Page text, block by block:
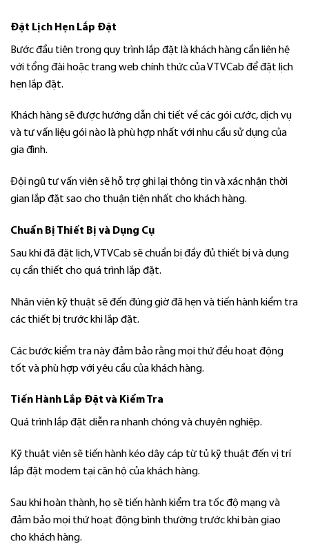
Đặt Lịch Hẹn Lắp Đặt
Bước đầu tiên trong quy trình lắp đặt là khách hàng cần liên hệ
với tổng đài hoặc trang web chính thức của VTVCab để đặt lịch
hẹn lắp đặt.
Khách hàng sẽ được hướng dẫn chi tiết về các gói cước, dịch vụ
và tư vấn liệu gói nào là phù hợp nhất với nhu cầu sử dụng của
gia đình.
Đội ngũ tư vấn viên sẽ hỗ trợ ghi lại thông tin và xác nhận thời
gian lắp đặt sao cho thuận tiện nhất cho khách hàng.
Chuẩn Bị Thiết Bị và Dụng Cụ
Sau khi đã đặt lịch, VTVCab sẽ chuẩn bị đầy đủ thiết bị và dụng
cụ cần thiết cho quá trình lắp đặt.
Nhân viên kỹ thuật sẽ đến đúng giờ đã hẹn và tiến hành kiểm tra
các thiết bị trước khi lắp đặt.
Các bước kiểm tra này đảm bảo rằng mọi thứ đều hoạt động
tốt và phù hợp với yêu cầu của khách hàng.
Tiến Hành Lắp Đặt và Kiểm Tra
Quá trình lắp đặt diễn ra nhanh chóng và chuyên nghiệp.
Kỹ thuật viên sẽ tiến hành kéo dây cáp từ tủ kỹ thuật đến vị trí
lắp đặt modem tại căn hộ của khách hàng.
Sau khi hoàn thành, họ sẽ tiến hành kiểm tra tốc độ mạng và
đảm bảo mọi thứ hoạt động bình thường trước khi bàn giao
cho khách hàng.